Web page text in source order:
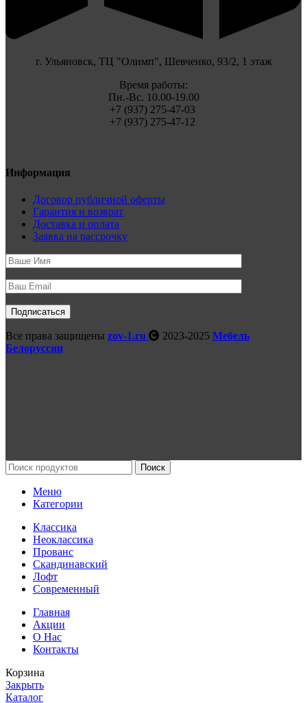
г. Ульяновск, ТЦ "Олимп", Шевченко, 93/2, 1 этаж
Время работы:
Пн.-Вс. 10.00-19.00
+7 (937) 275-47-03
+7 (937) 275-47-12
Информация
Договор публичной оферты
Гарантия и возврат
Доставка и оплата
Заявка на рассрочку
Все права защищены zov-1.ru 2023-2025 Мебель
Белоруссии
Поиск
Меню
Категории
Классика
Неоклассика
Прованс
Скандинавский
Лофт
Современный
Главная
Акции
О Нас
Контакты
Корзина
Закрыть
Каталог